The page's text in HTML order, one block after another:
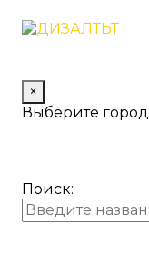
×
Выберите город
Поиск: